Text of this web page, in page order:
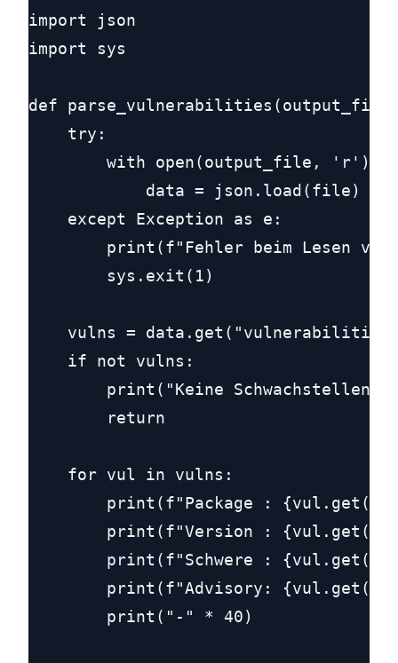
import json
import sys
def
    try:
with open(output_file, 'r')
            data = json.load(file)
    except Exception as e:
print(f"Fehler beim Lesen von
        sys.exit(1)
vulns =
    if not vulns:
print("Keine Schwachstellen
        return
    for vul in vulns:
print(f"Package :
print(f"Version :
print(f"Schwere :
print(f"Advisory:
        print("-" * 40)